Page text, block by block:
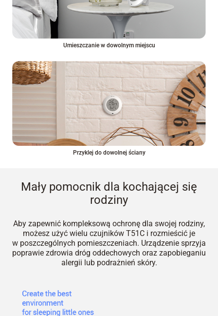
Umieszczanie w dowolnym miejscu
Przyklej do dowolnej ściany
Mały pomocnik dla kochającej się
rodziny
Aby zapewnić kompleksową ochronę dla swojej rodziny,
możesz użyć wielu czujników T51C i rozmieścić je
w poszczególnych pomieszczeniach. Urządzenie sprzyja
poprawie zdrowia dróg oddechowych oraz zapobieganiu
alergii lub podrażnień skóry.